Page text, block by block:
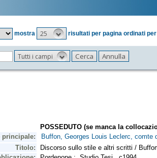
mostra
25 risultati per pagina ordinati per
Tutti i campi